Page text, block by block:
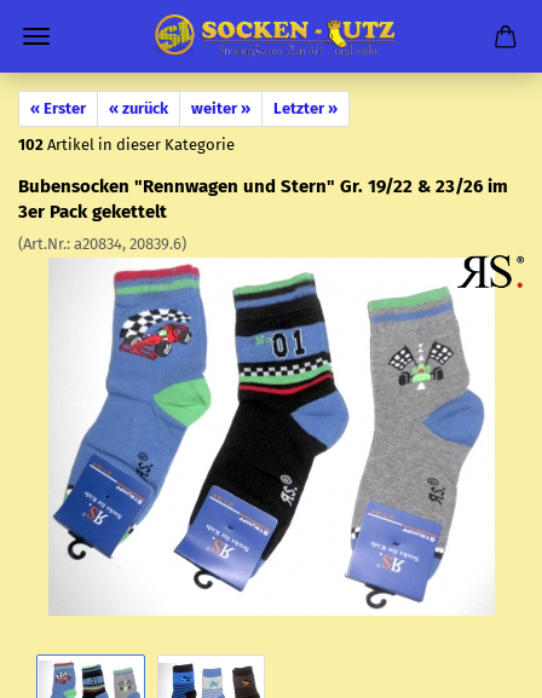
« Erster « zurück weiter »
Letzter »
102 Artikel in dieser Kategorie
Bu­ben­so­cken "Renn­wa­gen und Stern" Gr. 19/22 & 23/26 im
3er Pack ge­ket­telt
(Art.Nr.: a20834, 20839.6)